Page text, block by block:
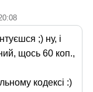
;) ну, і
щось 60 коп.,
кодексі :)